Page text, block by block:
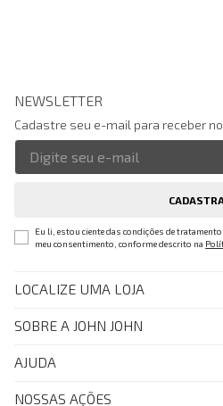
NEWSLETTER
Cadastre seu e-mail para receber
Eu li, estou ciente das condições de
meu consentimento, conforme descrito na
LOCALIZE UMA LOJA
SOBRE A JOHN JOHN
Quem Somos
AJUDA
FAQ
NOSSAS AÇÕES